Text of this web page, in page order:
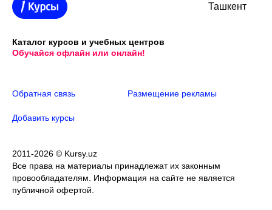
Ташкент
Каталог курсов и учебных центров
Обучайся офлайн или онлайн!
Обратная связь Размещение рекламы
Добавить курсы
2011-2026 © Kursy.uz
Все права на материалы принадлежат их законным
провообладателям. Информация на сайте не является
публичной офертой.